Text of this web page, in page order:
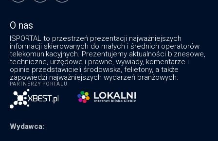
O nas
ISPORTAL to przestrzeń prezentacji najważniejszych
informacji skierowanych do małych i średnich operatorów
telekomunikacyjnych. Prezentujemy aktualności biznesowe,
techniczne, urzędowe i prawne, wywiady, komentarze i
opinie przedstawicieli środowiska, felietony, a także
zapowiedzi najważniejszych wydarzeń branżowych.
PARTNERZY PORTALU
Wydawca: